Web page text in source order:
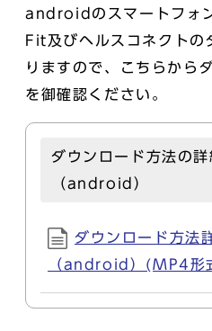
androidのスマートフォ
Fit及びヘルスコネクトの
りますので、こちらから
を御確認ください。
ダウンロード方法の
（android）
ダウンロード方法
（android）(MP4